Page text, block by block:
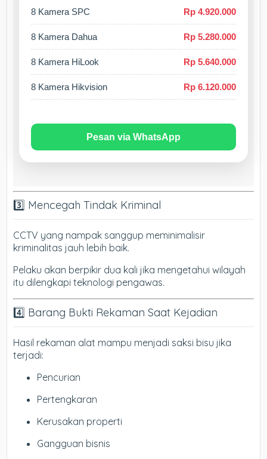
8 Kamera SPC Rp 4.920.000
8 Kamera Dahua Rp 5.280.000
8 Kamera HiLook Rp 5.640.000
8 Kamera Hikvision Rp 6.120.000
Pesan via WhatsApp
3️⃣ Mencegah Tindak Kriminal
CCTV yang nampak sanggup meminimalisir
kriminalitas jauh lebih baik.
Pelaku akan berpikir dua kali jika mengetahui wilayah
itu dilengkapi teknologi pengawas.
4️⃣ Barang Bukti Rekaman Saat Kejadian
Hasil rekaman alat mampu menjadi saksi bisu jika
terjadi:
Pencurian
Pertengkaran
Kerusakan properti
Gangguan bisnis